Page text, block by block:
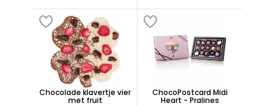
Chocolade klavertje vier
met fruit
ChocoPostcard Midi
Heart - Pralines